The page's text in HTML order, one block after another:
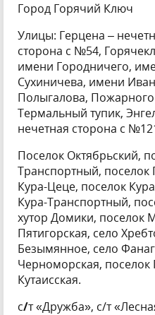
Город Горячий Ключ
Улицы: Герцена –
сторона с №54,
имени Городничего,
Сухиничева, имени
Полыгалова,
Термальный тупик,
нечетная сторона с
Поселок Октябрьский,
Транспортный,
Кура-Цеце, поселок
Кура-Транспортный,
хутор Домики, поселок
Пятигорская, село
Безымянное, село
Черноморская,
Кутаисская.
с/т «Дружба», с/т